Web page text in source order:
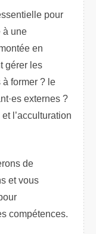
pour
à une
en
gérer les
former ? le
externes ?
l’acculturation
de
et vous
compétences.